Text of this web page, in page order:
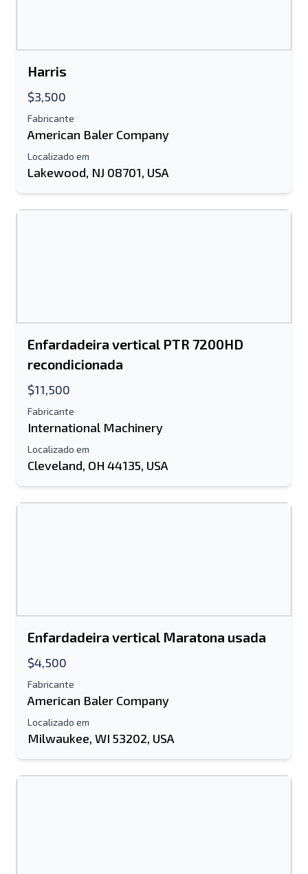
Harris
$3,500
Fabricante
American Baler Company
Localizado em
Lakewood, NJ 08701, USA
Enfardadeira vertical PTR 7200HD
recondicionada
$11,500
Fabricante
International Machinery
Localizado em
Cleveland, OH 44135, USA
Enfardadeira vertical Maratona usada
$4,500
Fabricante
American Baler Company
Localizado em
Milwaukee, WI 53202, USA